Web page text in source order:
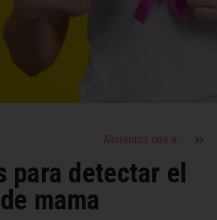
el cabello Alimentos que ayudan a fortalecer tus músculos
para detectar el
mama